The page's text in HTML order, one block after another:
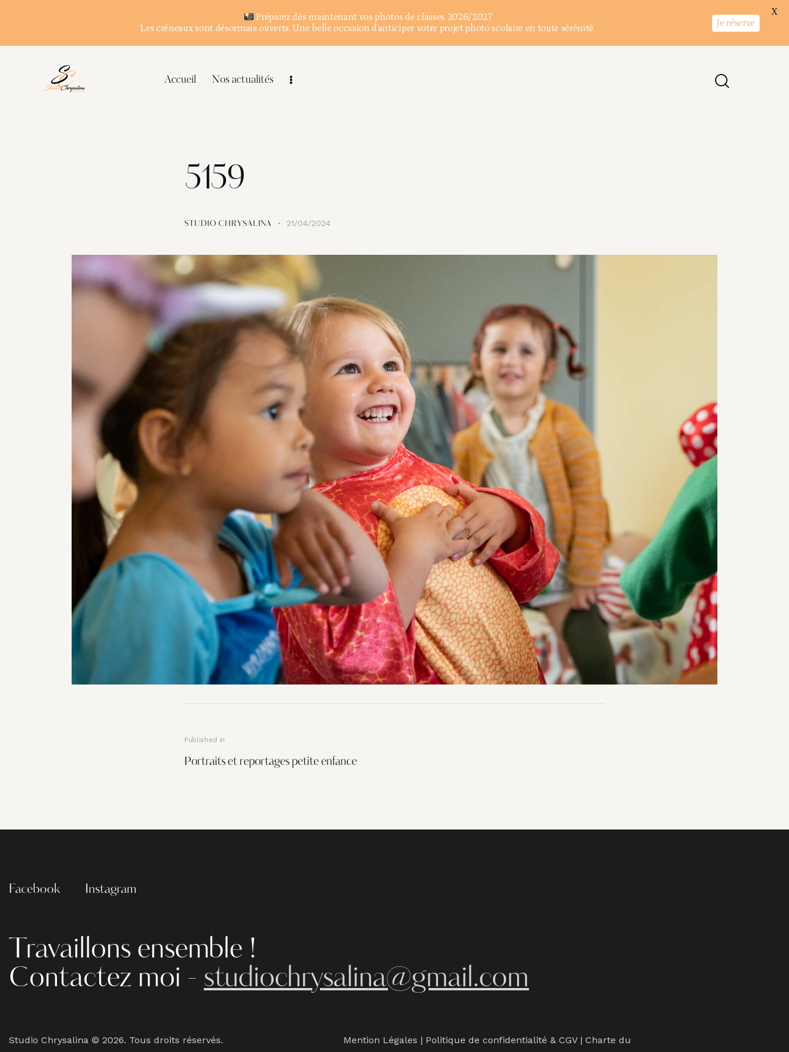
Accueil Nos actualités
5159
STUDIO CHRYSALINA 21/04/2024
Published in
Portraits et reportages petite enfance
Facebook Instagram
Travaillons ensemble !
Contactez moi - studiochrysalina@gmail.com
Studio Chrysalina © 2026. Tous droits réservés. Mention Légales | Politique de confidentialité & CGV| Charte du
Préparez dès maintenant vos photos de classes 2026/2027
Les créneaux sont désormais ouverts. Une belle occasion d’anticiper votre projet photo scolaire en toute sérénité.
Je réserve
X